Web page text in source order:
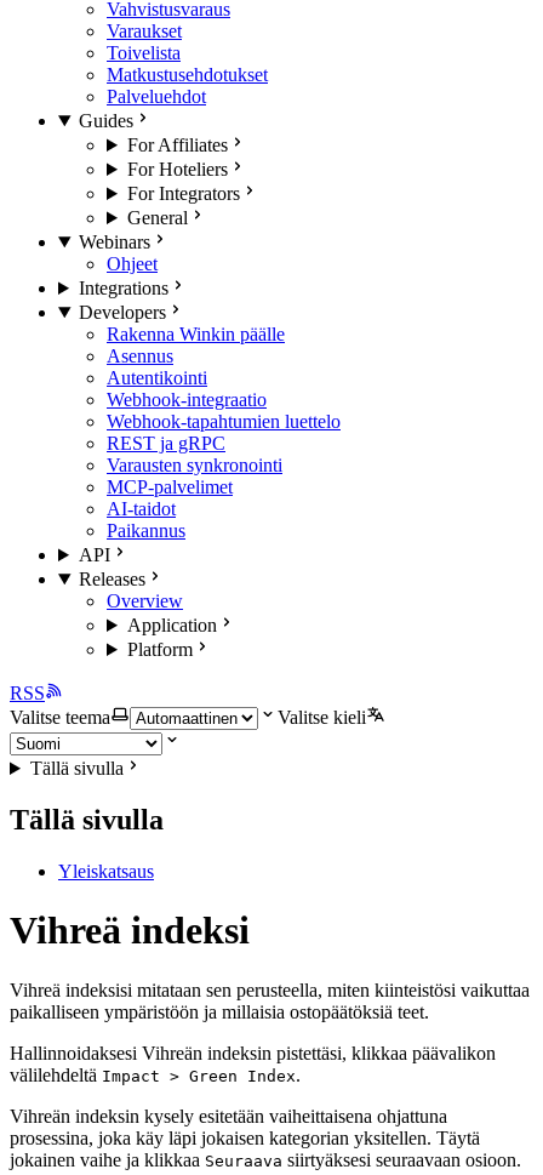
Vahvistusvaraus
Varaukset
Toivelista
Matkustusehdotukset
Palveluehdot
Guides
For Affiliates
For Hoteliers
For Integrators
General
Webinars
Ohjeet
Integrations
Developers
Rakenna Winkin päälle
Asennus
Autentikointi
Webhook-integraatio
Webhook-tapahtumien luettelo
REST ja gRPC
Varausten synkronointi
MCP-palvelimet
AI-taidot
Paikannus
API
Releases
Overview
Application
Platform
RSS
Valitse teema
Valitse kieli
Tällä sivulla
Tällä sivulla
Yleiskatsaus
Vihreä indeksi
Vihreä indeksisi mitataan sen perusteella, miten kiinteistösi vaikuttaa
paikalliseen ympäristöön ja millaisia ostopäätöksiä teet.
Hallinnoidaksesi Vihreän indeksin pistettäsi, klikkaa päävalikon
välilehdeltä Impact > Green Index.
Vihreän indeksin kysely esitetään vaiheittaisena ohjattuna
prosessina, joka käy läpi jokaisen kategorian yksitellen. Täytä
jokainen vaihe ja klikkaa Seuraava siirtyäksesi seuraavaan osioon.